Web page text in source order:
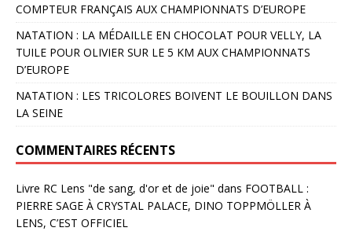
COMPTEUR FRANÇAIS AUX CHAMPIONNATS D’EUROPE
NATATION : LA MÉDAILLE EN CHOCOLAT POUR VELLY, LA
TUILE POUR OLIVIER SUR LE 5 KM AUX CHAMPIONNATS
D’EUROPE
NATATION : LES TRICOLORES BOIVENT LE BOUILLON DANS
LA SEINE
COMMENTAIRES RÉCENTS
Livre RC Lens "de sang, d'or et de joie" dans FOOTBALL :
PIERRE SAGE À CRYSTAL PALACE, DINO TOPPMÖLLER À
LENS, C’EST OFFICIEL